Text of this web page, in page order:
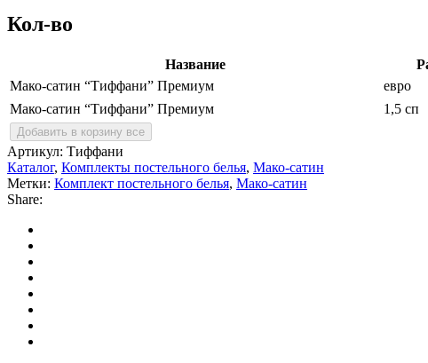
Кол-во
Название
Мако-сатин “Тиффани” Премиум
евро
Мако-сатин “Тиффани” Премиум 1,5 сп
Добавить в корзину все
Артикул: Тиффани
Каталог, Комплекты постельного белья, Мако-сатин
Метки: Комплект постельного белья, Мако-сатин
Share: